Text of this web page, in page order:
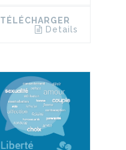
TÉLÉCHARGER
Details